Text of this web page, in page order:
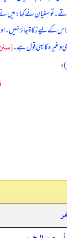
سفیان نے کہا: میں نے
کے لیے زکاۃ جائز نہیں۔
وغیرہ کا یہی قول ہے۔